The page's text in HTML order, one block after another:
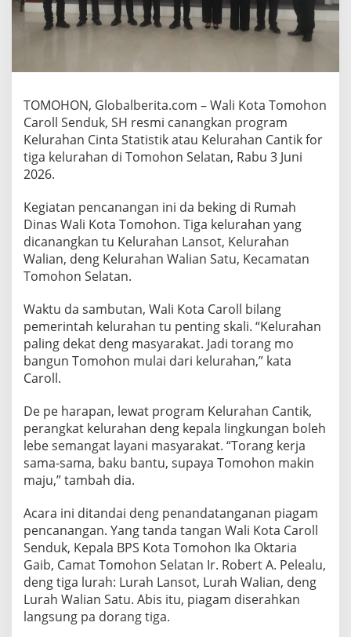
k
a
n
r
a
h
n
n
t
k
d
a
s
o
t
l
a
n
n
g
W
a
l
i
a
n
TOMOHON, Globalberita.com – Wali Kota Tomohon
Caroll Senduk, SH resmi canangkan program
Kelurahan Cinta Statistik atau Kelurahan Cantik for
tiga kelurahan di Tomohon Selatan, Rabu 3 Juni
2026.
Kegiatan pencanangan ini da beking di Rumah
Dinas Wali Kota Tomohon. Tiga kelurahan yang
dicanangkan tu Kelurahan Lansot, Kelurahan
Walian, deng Kelurahan Walian Satu, Kecamatan
Tomohon Selatan.
Waktu da sambutan, Wali Kota Caroll bilang
pemerintah kelurahan tu penting skali. “Kelurahan
paling dekat deng masyarakat. Jadi torang mo
bangun Tomohon mulai dari kelurahan,” kata
Caroll.
De pe harapan, lewat program Kelurahan Cantik,
perangkat kelurahan deng kepala lingkungan boleh
lebe semangat layani masyarakat. “Torang kerja
sama-sama, baku bantu, supaya Tomohon makin
maju,” tambah dia.
Acara ini ditandai deng penandatanganan piagam
pencanangan. Yang tanda tangan Wali Kota Caroll
Senduk, Kepala BPS Kota Tomohon Ika Oktaria
Gaib, Camat Tomohon Selatan Ir. Robert A. Pelealu,
deng tiga lurah: Lurah Lansot, Lurah Walian, deng
Lurah Walian Satu. Abis itu, piagam diserahkan
langsung pa dorang tiga.